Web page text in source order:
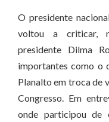
O presidente
voltou a criticar,
presidente Dilma
importantes como o
Planalto em troca de
Congresso. Em
onde participou de